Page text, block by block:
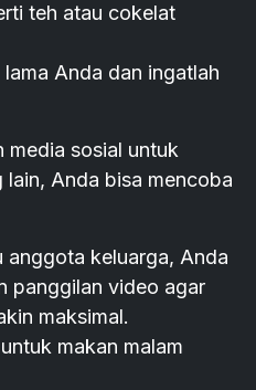
teh atau cokelat
Anda dan ingatlah
media sosial untuk
Anda bisa mencoba
anggota keluarga, Anda
panggilan video agar
maksimal.
makan malam